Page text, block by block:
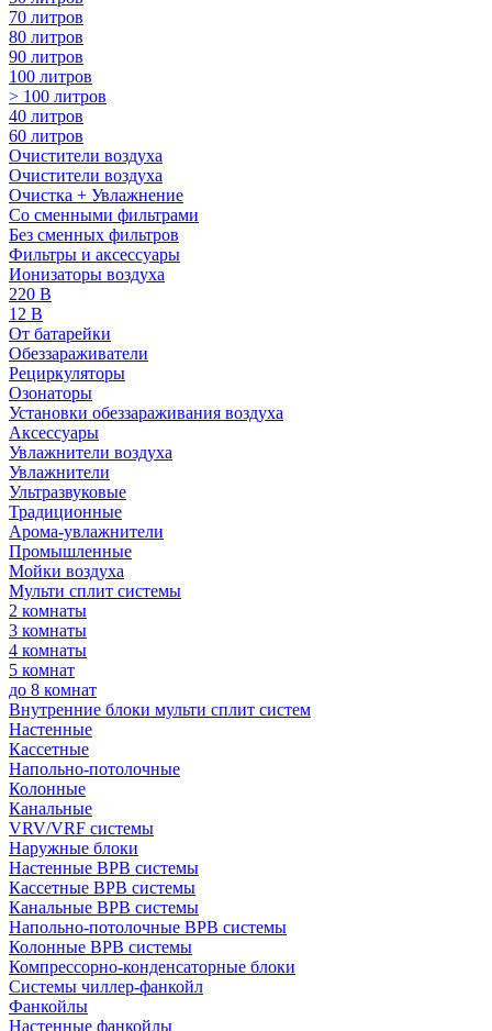
70 литров
80 литров
90 литров
100 литров
> 100 литров
40 литров
60 литров
Очистители воздуха
Очистители воздуха
Очистка + Увлажнение
Cо сменными фильтрами
Без сменных фильтров
Фильтры и аксессуары
Ионизаторы воздуха
220 В
12 В
От батарейки
Обеззараживатели
Рециркуляторы
Озонаторы
Установки обеззараживания воздуха
Аксессуары
Увлажнители воздуха
Увлажнители
Ультразвуковые
Традиционные
Арома-увлажнители
Промышленные
Мойки воздуха
Мульти сплит системы
2 комнаты
3 комнаты
4 комнаты
5 комнат
до 8 комнат
Внутренние блоки мульти сплит систем
Настенные
Кассетные
Напольно-потолочные
Колонные
Канальные
VRV/VRF системы
Наружные блоки
Настенные ВРВ системы
Кассетные ВРВ системы
Канальные ВРВ системы
Напольно-потолочные ВРВ системы
Колонные ВРВ системы
Компрессорно-конденсаторные блоки
Системы чиллер-фанкойл
Фанкойлы
Настенные фанкойлы